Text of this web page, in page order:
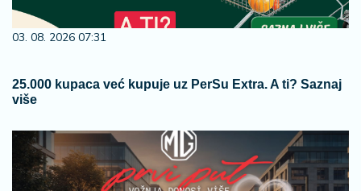
03. 08. 2026 07:31
25.000 kupaca već kupuje uz PerSu Extra. A ti? Saznaj
više